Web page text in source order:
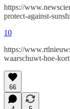
https://
protect-against-
10
https://
waarschuwt-hoe-
66